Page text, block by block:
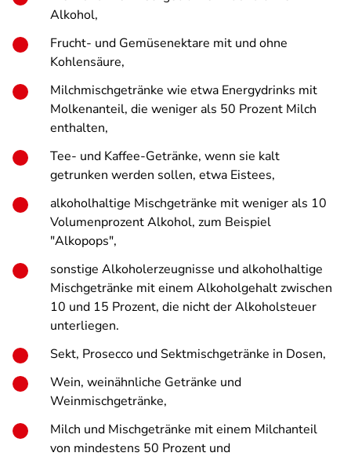
Alkohol,
Frucht- und Gemüsenektare mit und ohne
Kohlensäure,
Milchmischgetränke wie etwa Energydrinks mit
Molkenanteil, die weniger als 50 Prozent Milch
enthalten,
Tee- und Kaffee-Getränke, wenn sie kalt
getrunken werden sollen, etwa Eistees,
alkoholhaltige Mischgetränke mit weniger als 10
Volumenprozent Alkohol, zum Beispiel
"Alkopops",
sonstige Alkoholerzeugnisse und alkoholhaltige
Mischgetränke mit einem Alkoholgehalt zwischen
10 und 15 Prozent, die nicht der Alkoholsteuer
unterliegen.
Sekt, Prosecco und Sektmischgetränke in Dosen,
Wein, weinähnliche Getränke und
Weinmischgetränke,
Milch und Mischgetränke mit einem Milchanteil
von mindestens 50 Prozent und